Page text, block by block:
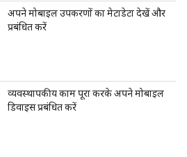
अपने मोबाइल उपकरणों का मेटाडेटा देखें और
प्रबंधित करें
व्यवस्थापकीय काम पूरा करके अपने मोबाइल
डिवाइस प्रबंधित करें